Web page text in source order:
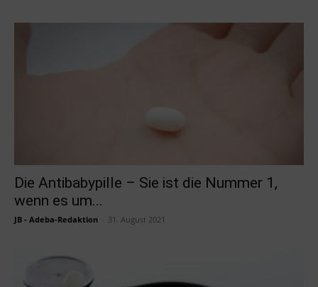
Die Antibabypille – Sie ist die Nummer 1,
wenn es um...
JB - Adeba-Redaktion 31. August 2021